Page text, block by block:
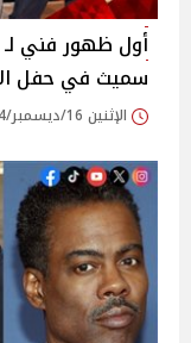
أول ظهور فني
سميث في حفل
الإثنين 16/ديسمبر/2024 - 03:53 م